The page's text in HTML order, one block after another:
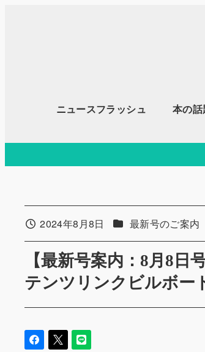
移
ニュースフラッシュ 本の話
【最新号案内：8月8
テンツリンクビルボー
投稿日2024年8月8日 カテゴリー
最新号のご案内